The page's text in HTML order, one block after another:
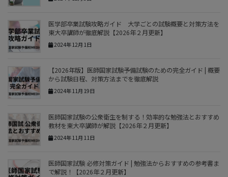
医学部卒業試験攻略ガイド 大学ごとの試験概要と対策方法を
東大卒講師が徹底解説【2026年２月更新】
2024年12月1日
【2026年版】医師国家試験予備試験のための完全ガイド | 概要
から試験日程、対策方法までを徹底解説
2024年11月19日
医師国家試験の公衆衛生を制する！効率的な勉強法とおすすめ
教材を東大卒講師が解説【2026年２月更新】
2024年11月11日
医師国家試験 必修対策ガイド | 勉強法からおすすめの参考書ま
で解説！【2026年２月更新】